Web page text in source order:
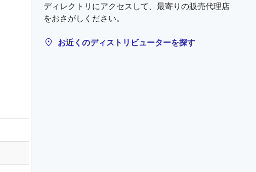
ディレクトリにアクセスして、最寄りの販売代理店
をおさがしください。
お近くのディストリビューターを探す